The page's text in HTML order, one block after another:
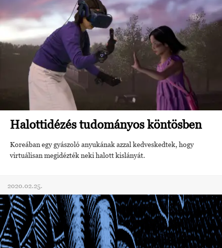
Halottidézés tudományos köntösben
Koreában egy gyászoló anyukának azzal kedveskedtek, hogy
virtuálisan megidézték neki halott kislányát.
2020.02.25.